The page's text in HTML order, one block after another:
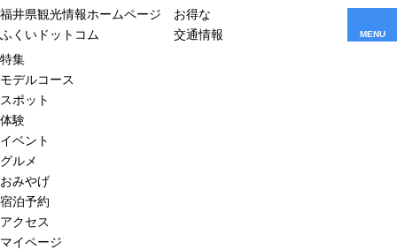
福井県観光情報ホームページ
ふくいドットコム
お得な
交通情報
MENU
特集
モデルコース
スポット
体験
イベント
グルメ
おみやげ
宿泊予約
アクセス
マイページ